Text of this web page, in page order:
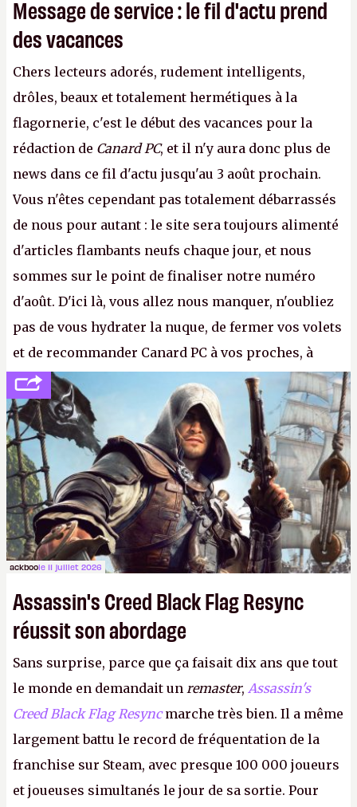
Message de service : le fil d'actu prend
des vacances
Chers lecteurs adorés, rudement intelligents,
drôles, beaux et totalement hermétiques à la
flagornerie, c'est le début des vacances pour la
rédaction de Canard PC, et il n'y aura donc plus de
news dans ce fil d'actu jusqu'au 3 août prochain.
Vous n'êtes cependant pas totalement débarrassés
de nous pour autant : le site sera toujours alimenté
d'articles flambants neufs chaque jour, et nous
sommes sur le point de finaliser notre numéro
d'août. D'ici là, vous allez nous manquer, n'oubliez
pas de vous hydrater la nuque, de fermer vos volets
et de recommander Canard PC à vos proches, à
votre famille et aux inconnus que vous croisez
dans la rue. Bon été à tous ! –ER.
ackboole 11 juillet 2026
Assassin's Creed Black Flag Resync
réussit son abordage
Sans surprise, parce que ça faisait dix ans que tout
le monde en demandait un remaster, Assassin's
Creed Black Flag Resyncmarche très bien. Il a même
largement battu le record de fréquentation de la
franchise sur Steam, avec presque 100 000 joueurs
et joueuses simultanés le jour de sa sortie. Pour